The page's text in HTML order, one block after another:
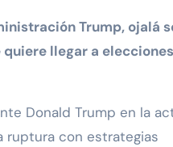
Trump, ojalá
quiere llegar a elecciones
Donald Trump en la
ruptura con estrategias